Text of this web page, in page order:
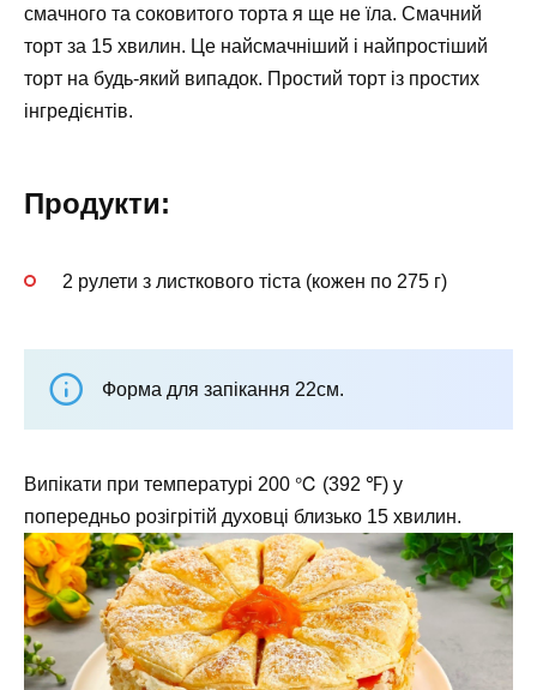
смачного та соковитого торта я ще не їла. Смачний
торт за 15 хвилин. Це найсмачніший і найпростіший
торт на будь-який випадок. Простий торт із простих
інгредієнтів.
Продукти:
2 рулети з листкового тіста (кожен по 275 г)
Форма для запікання 22см.
Випікати при температурі 200 ℃ (392 ℉) у
попередньо розігрітій духовці близько 15 хвилин.